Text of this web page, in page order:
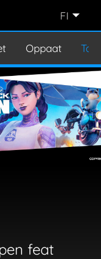
Oppaat
FI
(SE)
(FI)
(JP)
feat